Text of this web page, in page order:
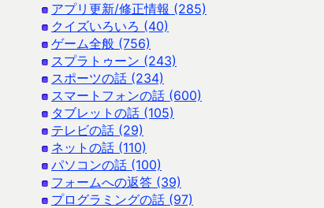
アプリ更新/修正情報 (285)
クイズいろいろ (40)
ゲーム全般 (756)
スプラトゥーン (243)
スポーツの話 (234)
スマートフォンの話 (600)
タブレットの話 (105)
テレビの話 (29)
ネットの話 (110)
パソコンの話 (100)
フォームへの返答 (39)
プログラミングの話 (97)